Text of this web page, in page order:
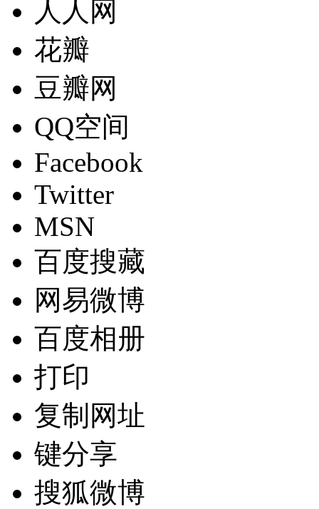
人人网
花瓣
豆瓣网
QQ空间
Facebook
Twitter
MSN
百度搜藏
网易微博
百度相册
打印
复制网址
键分享
搜狐微博